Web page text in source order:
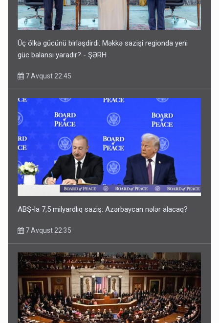
Üç ölkə gücünü birləşdirdi: Məkkə sazişi regionda yeni
güc balansı yaradır? - ŞƏRH
7 Avqust 22:45
ABŞ-la 7,5 milyardlıq saziş: Azərbaycan nələr alacaq?
7 Avqust 22:35